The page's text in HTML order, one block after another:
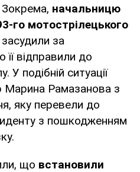
Зокрема, начальницю
го мотострілецького
за
її відправили до
У подібній ситуації
Марина Рамазанова з
яку перевели до
з пошкодженням
що встановили